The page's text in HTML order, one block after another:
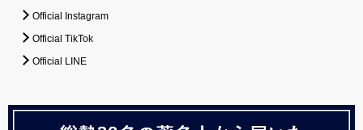
Official Instagram
Official TikTok
Official LINE